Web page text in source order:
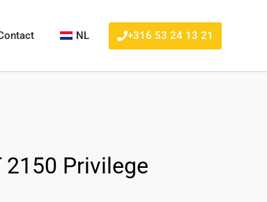
NL +316 53 24 13 21
2150 Privilege